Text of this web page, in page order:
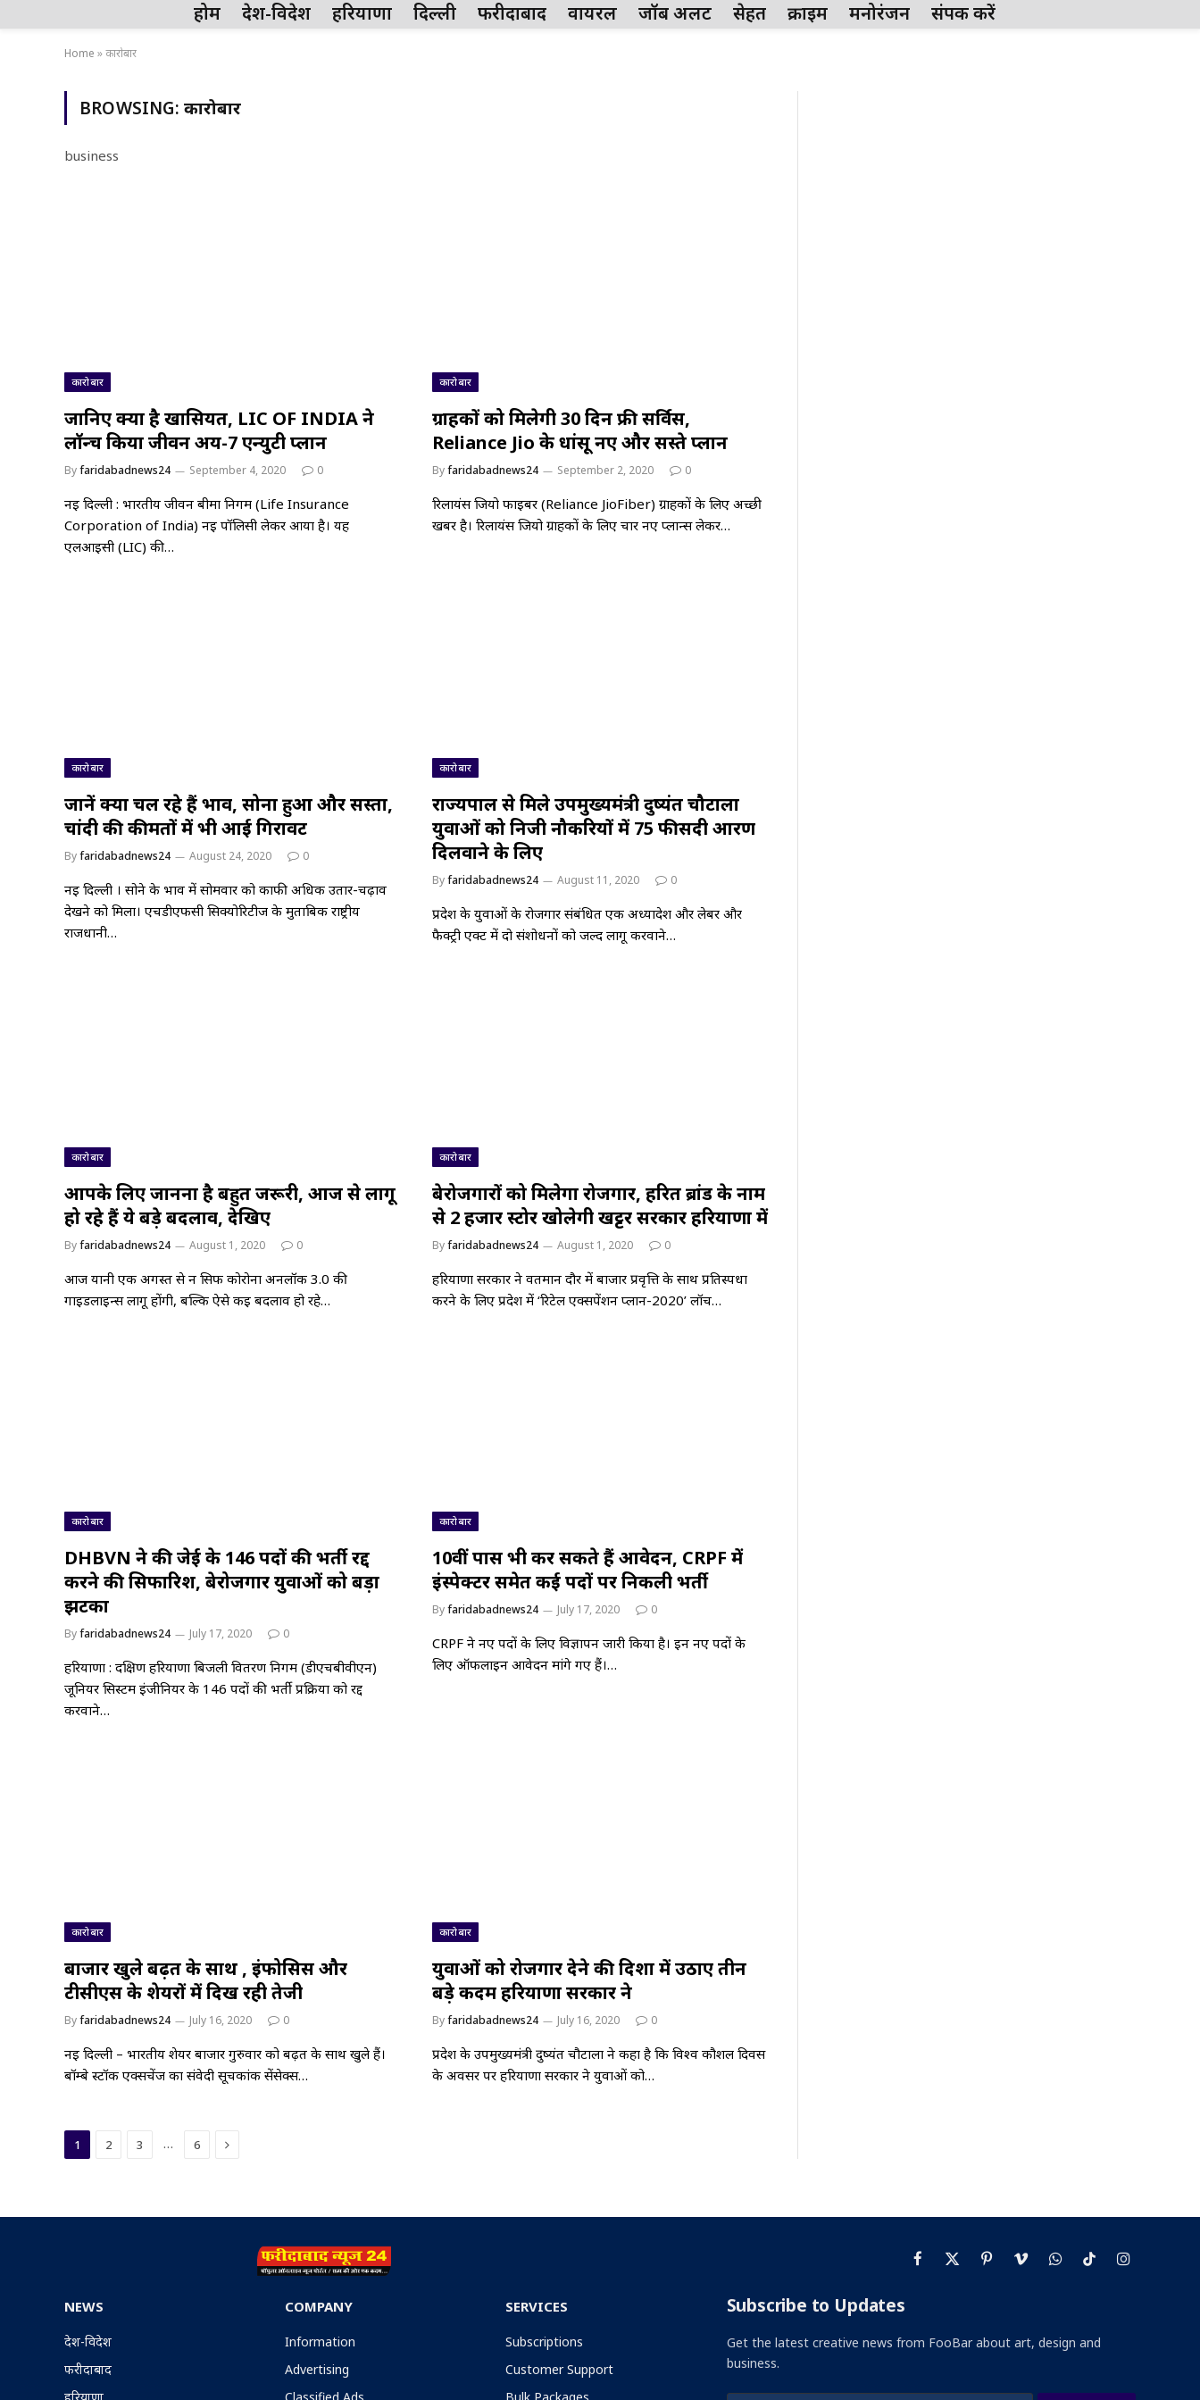
होम देश-विदेश हरियाणा दिल्ली फरीदाबाद वायरल जॉब अलर्ट सेहत क्राईम मनोरंजन संपर्क करें
Home »कारोबार
BROWSING: कारोबार
business
कारोबार
जानिए क्या है खासियत, LIC OF INDIA ने
लॉन्च किया जीवन अक्षय-7 एन्युटी प्लान
Byfaridabadnews24 September 4, 2020 0
नई दिल्ली : भारतीय जीवन बीमा निगम (Life Insurance
Corporation of India) नई पॉलिसी लेकर आया है। यह
एलआईसी (LIC) की…
कारोबार
ग्राहकों को मिलेगी 30 दिन फ्री सर्विस,
Reliance Jio के धांसू नए और सस्ते प्लान
Byfaridabadnews24 September 2, 2020 0
रिलायंस जियो फाइबर (Reliance JioFiber) ग्राहकों के लिए अच्छी
खबर है। रिलायंस जियो ग्राहकों के लिए चार नए प्लान्स लेकर…
कारोबार
जानें क्या चल रहे हैं भाव, सोना हुआ और सस्ता,
चांदी की कीमतों में भी आई गिरावट
Byfaridabadnews24 August 24, 2020 0
नई दिल्ली । सोने के भाव में सोमवार को काफी अधिक उतार-चढ़ाव
देखने को मिला। एचडीएफसी सिक्योरिटीज के मुताबिक राष्ट्रीय
राजधानी…
कारोबार
राज्यपाल से मिले उपमुख्यमंत्री दुष्यंत चौटाला
युवाओं को निजी नौकरियों में 75 फीसदी आरक्षण
दिलवाने के लिए
Byfaridabadnews24 August 11, 2020 0
प्रदेश के युवाओं के रोजगार संबंधित एक अध्यादेश और लेबर और
फैक्ट्री एक्ट में दो संशोधनों को जल्द लागू करवाने…
कारोबार
आपके लिए जानना है बहुत जरूरी, आज से लागू
हो रहे हैं ये बड़े बदलाव, देखिए
Byfaridabadnews24 August 1, 2020 0
आज यानी एक अगस्त से न सिर्फ कोरोना अनलॉक 3.0 की
गाइडलाइन्स लागू होंगी, बल्कि ऐसे कई बदलाव हो रहे…
कारोबार
बेरोजगारों को मिलेगा रोजगार, हरित ब्रांड के नाम
से 2 हजार स्टोर खोलेगी खट्टर सरकार हरियाणा में
Byfaridabadnews24 August 1, 2020 0
हरियाणा सरकार ने वर्तमान दौर में बाजार प्रवृत्ति के साथ प्रतिस्पर्धा
करने के लिए प्रदेश में ‘रिटेल एक्सपेंशन प्लान-2020’ लॉच…
कारोबार
DHBVN ने की जेई के 146 पदों की भर्ती रद्द
करने की सिफारिश, बेरोजगार युवाओं को बड़ा
झटका
Byfaridabadnews24 July 17, 2020 0
हरियाणा : दक्षिण हरियाणा बिजली वितरण निगम (डीएचबीवीएन)
जूनियर सिस्टम इंजीनियर के 146 पदों की भर्ती प्रक्रिया को रद्द
करवाने…
कारोबार
10वीं पास भी कर सकते हैं आवेदन, CRPF में
इंस्पेक्टर समेत कई पदों पर निकली भर्ती
Byfaridabadnews24 July 17, 2020 0
CRPF ने नए पदों के लिए विज्ञापन जारी किया है। इन नए पदों के
लिए ऑफलाइन आवेदन मांगे गए हैं।…
कारोबार
बाजार खुले बढ़त के साथ , इंफोसिस और
टीसीएस के शेयरों में दिख रही तेजी
Byfaridabadnews24 July 16, 2020 0
नई दिल्ली – भारतीय शेयर बाजार गुरुवार को बढ़त के साथ खुले हैं।
बॉम्बे स्टॉक एक्सचेंज का संवेदी सूचकांक सेंसेक्स…
कारोबार
युवाओं को रोजगार देने की दिशा में उठाए तीन
बड़े कदम हरियाणा सरकार ने
Byfaridabadnews24 July 16, 2020 0
प्रदेश के उपमुख्यमंत्री दुष्यंत चौटाला ने कहा है कि विश्व कौशल दिवस
के अवसर पर हरियाणा सरकार ने युवाओं को…
1 2 3 … 6 Next
Facebook
X
PinterestVimeoWhatsAppTikTokInstagram
NEWS
देश-विदेश
फरीदाबाद
COMPANY
Information
Advertising
SERVICES
Subscriptions
Customer Support
Subscribe to Updates
Get the latest creative news from FooBar about art, design and
business.